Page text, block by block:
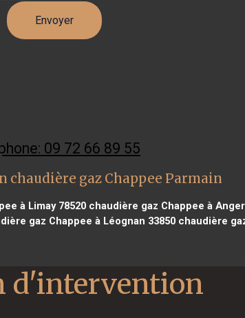
09 72 66 89 55
chaudière gaz Chappee Parmain
à Limay 78520 chaudière gaz Chappee à
gaz Chappee à Léognan 33850 chaudière
d'intervention